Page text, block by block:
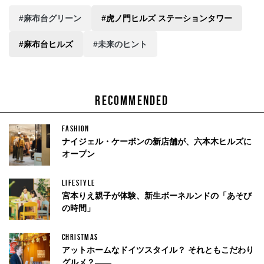
RECOMMENDED
FASHION
ナイジェル・ケーボンの新店舗が、六本木ヒルズに
オープン
LIFESTYLE
宮本りえ親子が体験、新生ボーネルンドの「あそび
の時間」
CHRISTMAS
アットホームなドイツスタイル？ それともこだわり
#麻布台グリーン #虎ノ門ヒルズ ステーションタワー
#麻布台ヒルズ #未来のヒント